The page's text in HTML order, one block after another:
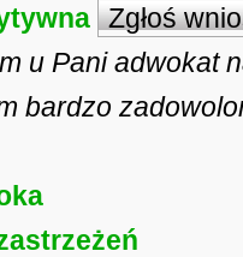
Zgłoś
u Pani adwokat
bardzo